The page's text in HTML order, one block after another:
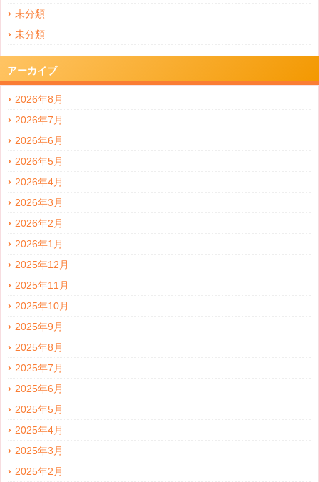
未分類
未分類
アーカイブ
2026年8月
2026年7月
2026年6月
2026年5月
2026年4月
2026年3月
2026年2月
2026年1月
2025年12月
2025年11月
2025年10月
2025年9月
2025年8月
2025年7月
2025年6月
2025年5月
2025年4月
2025年3月
2025年2月